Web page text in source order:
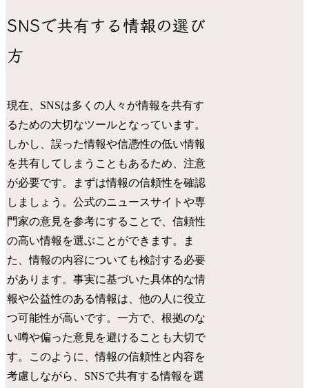
SNSで共有する情報の選び
方
現在、SNSは多くの人々が情報を共有す
るための大切なツールとなっています。
しかし、誤った情報や信憑性の低い情報
を共有してしまうこともあるため、注意
が必要です。まずは情報の信頼性を確認
しましょう。公式のニュースサイトや専
門家の意見を参考にすることで、信頼性
の高い情報を選ぶことができます。ま
た、情報の内容についても検討する必要
があります。事実に基づいた具体的な情
報や公益性のある情報は、他の人に役立
つ可能性が高いです。一方で、根拠のな
い噂や偏った意見を避けることも大切で
す。このように、情報の信頼性と内容を
考慮しながら、SNSで共有する情報を選